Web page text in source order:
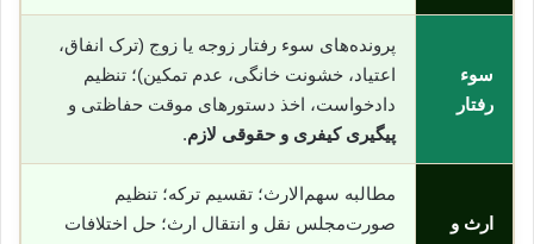
سوء
رفتار
پرونده‌های سوء رفتار زوجه یا زوج (ترک انفاق،
اعتیاد، خشونت خانگی، عدم تمکین)؛ تنظیم
دادخواست، اخذ دستورهای موقت حفاظتی و
پیگیری کیفری و حقوقی لازم.
ارث و
مطالبه سهم‌الارث؛ تقسیم ترکه؛ تنظیم
صورت‌مجلس نقل و انتقال ارث؛ حل اختلافات